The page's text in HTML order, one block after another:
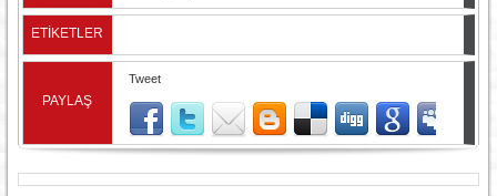
ETİKETLER
PAYLAŞ
Tweet